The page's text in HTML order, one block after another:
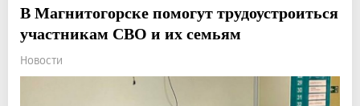
В Магнитогорске помогут трудоустроиться
участникам СВО и их семьям
Новости